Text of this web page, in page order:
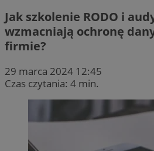
Jak szkolenie RODO i
wzmacniają ochronę
firmie?
29 marca 2024 12:45
Czas czytania: 4 min.